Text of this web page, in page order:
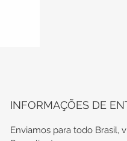
(5.8cm)
INFORMAÇÕES DE
Enviamos para todo Brasil,